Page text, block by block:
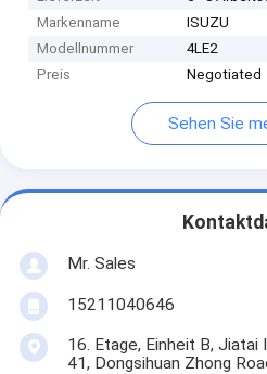
Markenname
ISUZU
Modellnummer
4LE2
Preis
Negotiated
Sehen Sie
Mr. Sales
15211040646
16. Etage, Einheit B, Jiatai
41, Dongsihuan Zhong